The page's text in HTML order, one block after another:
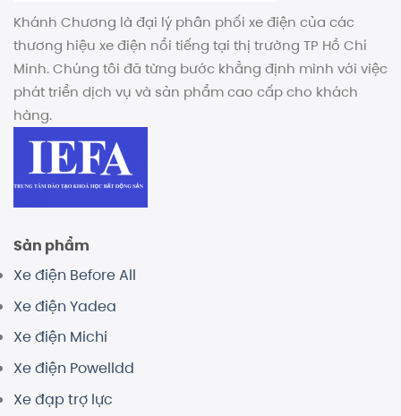
Khánh Chương là đại lý phân phối xe điện của các
thương hiệu xe điện nổi tiếng tại thị trường TP Hồ Chí
Minh. Chúng tôi đã từng bước khẳng định mình với việc
phát triển dịch vụ và sản phẩm cao cấp cho khách
hàng.
Sản phẩm
Xe điện Before All
Xe điện Yadea
Xe điện Michi
Xe điện Powelldd
Xe đạp trợ lực